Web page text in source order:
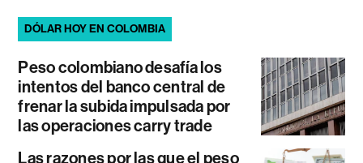
DÓLAR HOY EN COLOMBIA
Peso colombiano desafía los
intentos del banco central de
frenar la subida impulsada por
las operaciones carry trade
Las razones por las que el peso